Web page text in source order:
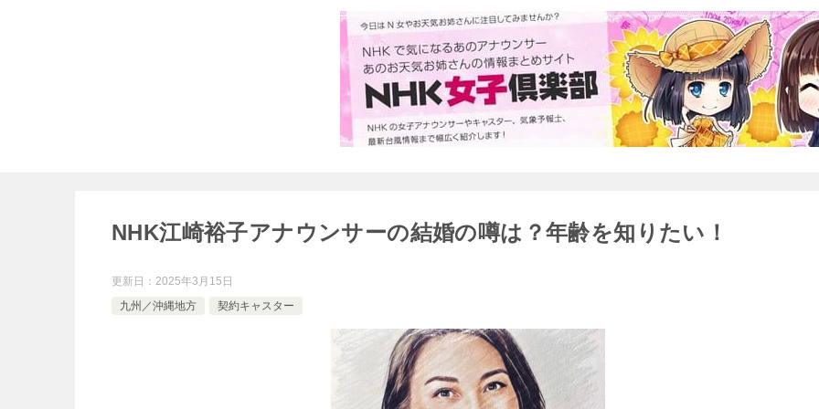
NHK江崎裕子アナウンサーの結婚の噂は？年齢を知りたい！
更新日： 2025年3月15日
九州／沖縄地方
契約キャスター